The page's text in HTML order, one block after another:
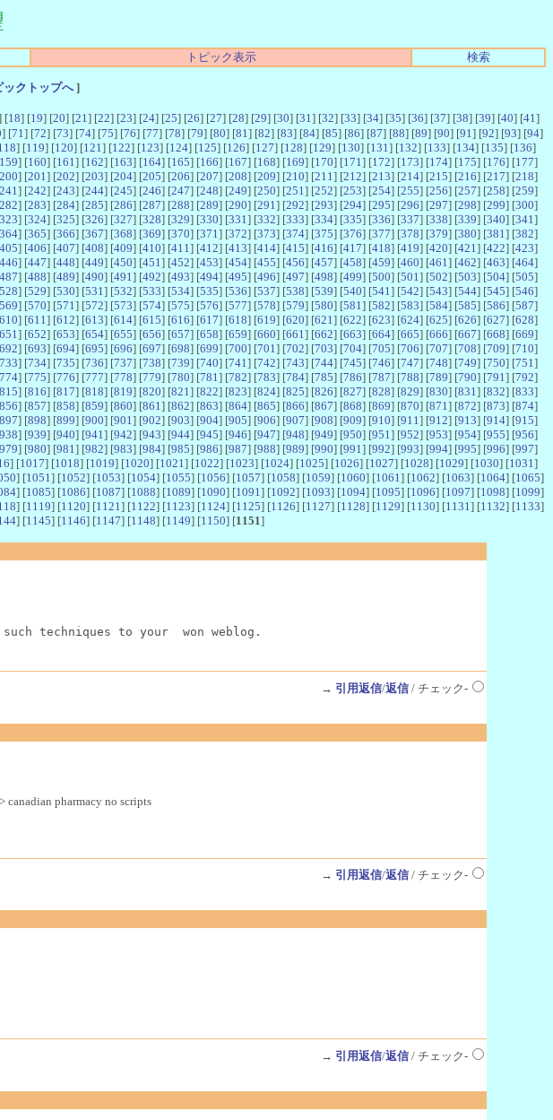
トピック表示 検索
クトップへ]
[18] [19] [20] [21 ] [22] [23] [24] [25] [26] [27] [28] [29] [30] [31 ] [32] [33] [34] [35] [36] [37] [38] [39] [40] [41 ]
] [71 ] [72] [73] [74] [75] [76] [77] [78] [79] [80] [81 ] [82] [83] [84] [85] [86] [87] [88] [89] [90] [91 ] [92] [93] [94]
] [119] [120] [121 ] [122] [123] [124] [125] [126] [127] [128] [129] [130] [131 ] [132] [133] [134] [135] [136]
] [160] [161 ] [162] [163] [164] [165] [166] [167] [168] [169] [170] [171 ] [172] [173] [174] [175] [176] [177]
] [201 ] [202] [203] [204] [205] [206] [207] [208] [209] [210] [211 ] [212] [213] [214] [215] [216] [217] [218]
] [242] [243] [244] [245] [246] [247] [248] [249] [250] [251 ] [252] [253] [254] [255] [256] [257] [258] [259]
] [283] [284] [285] [286] [287] [288] [289] [290] [291 ] [292] [293] [294] [295] [296] [297] [298] [299] [300]
] [324] [325] [326] [327] [328] [329] [330] [331 ] [332] [333] [334] [335] [336] [337] [338] [339] [340] [341 ]
] [365] [366] [367] [368] [369] [370] [371 ] [372] [373] [374] [375] [376] [377] [378] [379] [380] [381 ] [382]
] [406] [407] [408] [409] [410] [411 ] [412] [413] [414] [415] [416] [417] [418] [419] [420] [421 ] [422] [423]
] [447] [448] [449] [450] [451 ] [452] [453] [454] [455] [456] [457] [458] [459] [460] [461 ] [462] [463] [464]
] [488] [489] [490] [491 ] [492] [493] [494] [495] [496] [497] [498] [499] [500] [501 ] [502] [503] [504] [505]
] [529] [530] [531 ] [532] [533] [534] [535] [536] [537] [538] [539] [540] [541 ] [542] [543] [544] [545] [546]
] [570] [571 ] [572] [573] [574] [575] [576] [577] [578] [579] [580] [581 ] [582] [583] [584] [585] [586] [587]
] [611 ] [612] [613] [614] [615] [616] [617] [618] [619] [620] [621 ] [622] [623] [624] [625] [626] [627] [628]
] [652] [653] [654] [655] [656] [657] [658] [659] [660] [661 ] [662] [663] [664] [665] [666] [667] [668] [669]
] [693] [694] [695] [696] [697] [698] [699] [700] [701 ] [702] [703] [704] [705] [706] [707] [708] [709] [710]
] [734] [735] [736] [737] [738] [739] [740] [741 ] [742] [743] [744] [745] [746] [747] [748] [749] [750] [751 ]
] [775] [776] [777] [778] [779] [780] [781 ] [782] [783] [784] [785] [786] [787] [788] [789] [790] [791 ] [792]
] [816] [817] [818] [819] [820] [821 ] [822] [823] [824] [825] [826] [827] [828] [829] [830] [831 ] [832] [833]
] [857] [858] [859] [860] [861 ] [862] [863] [864] [865] [866] [867] [868] [869] [870] [871 ] [872] [873] [874]
] [898] [899] [900] [901 ] [902] [903] [904] [905] [906] [907] [908] [909] [910] [911 ] [912] [913] [914] [915]
] [939] [940] [941 ] [942] [943] [944] [945] [946] [947] [948] [949] [950] [951 ] [952] [953] [954] [955] [956]
] [980] [981 ] [982] [983] [984] [985] [986] [987] [988] [989] [990] [991 ] [992] [993] [994] [995] [996] [997]
] [1017] [1018] [1019] [1020] [1021 ] [1022] [1023] [1024] [1025] [1026] [1027] [1028] [1029] [1030] [1031 ]
] [1051 ] [1052] [1053] [1054] [1055] [1056] [1057] [1058] [1059] [1060] [1061 ] [1062] [1063] [1064] [1065]
] [1085] [1086] [1087] [1088] [1089] [1090] [1091 ] [1092] [1093] [1094] [1095] [1096] [1097] [1098] [1099]
] [1119] [1120] [1121 ] [1122] [1123] [1124] [1125] [1126] [1127] [1128] [1129] [1130] [1131 ] [1132] [1133]
] [1145] [1146] [1147] [1148] [1149] [1150] [1151]
techniques to your  won weblog.
→ 引用返信/返信/ チェック-
canadian pharmacy no scripts
→ 引用返信/返信/ チェック-
→ 引用返信/返信/ チェック-